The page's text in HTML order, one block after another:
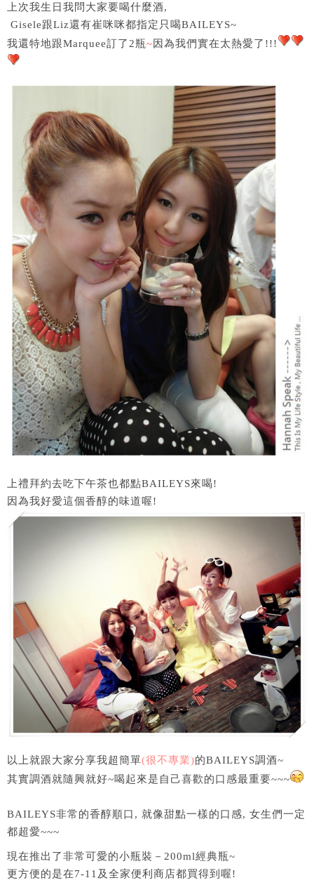
上次我生日我問大家要喝什麼酒,
Gisele跟Liz還有崔咪咪都指定只喝BAILEYS~
我還特地跟Marquee訂了2瓶~因為我們實在太熱愛了!!!
上禮拜約去吃下午茶也都點BAILEYS來喝!
因為我好愛這個香醇的味道喔!
以上就跟大家分享我超簡單(很不專業)的BAILEYS調酒~
其實調酒就隨興就好~喝起來是自己喜歡的口感最重要~~~
BAILEYS非常的香醇順口, 就像甜點一樣的口感, 女生們一定
都超愛~~~
現在推出了非常可愛的小瓶裝－200ml經典瓶~
更方便的是在7-11及全家便利商店都買得到喔!